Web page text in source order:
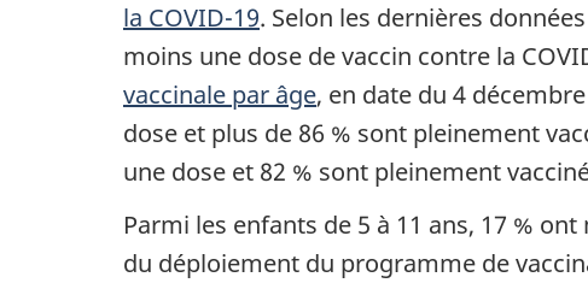
la COVID-19. Selon les dernières
moins une dose de vaccin contre la
vaccinale par âge, en date du 4
dose et plus de 86 % sont pleinement
une dose et 82 % sont pleinement
Parmi les enfants de 5 à 11 ans, 17 %
du déploiement du programme de